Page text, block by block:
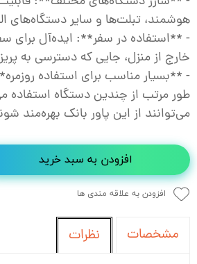
هوشمند، تبلت‌ها و سایر دستگاه‌های
- **استفاده در سفر**: ایده‌آل برای
خارج از منزل، جایی که دسترسی به
- **بسیار مناسب برای استفاده
طور مرتب از چندین دستگاه استفاده
می‌توانند از این پاور بانک بهره‌مند
افزودن به سبد خرید
افزودن به علاقه مندی ها
مشخصات نظرات